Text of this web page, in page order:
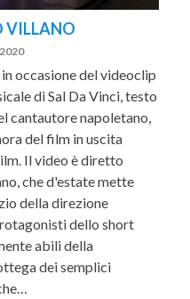
VILLANO
occasione del videoclip
di Sal Da Vinci, testo
cantautore napoletano,
del film in uscita
Il video è diretto
che d'estate mette
della direzione
dello short
abili della
dei semplici